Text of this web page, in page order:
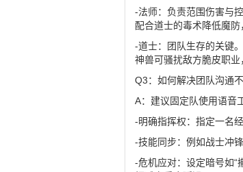
-法师：负责范围伤害与
配合道士的毒术降低魔防
-道士：团队生存的关键
神兽可骚扰敌方脆皮职业
Q3：如何解决团队沟通
A：建议固定队使用语音
-明确指挥权：指定一名
-技能同步：例如战士冲
-危机应对：设定暗号如“